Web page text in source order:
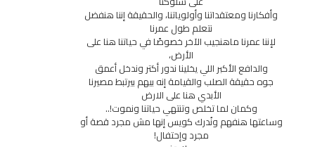
ومعتقداتنا وأولوياتنا، والحقيقة إننا هنفضل
نتعلم طول عمرنا
عمرنا ماهنجيب الآخر خصوصًا في حياتنا هنا على
الأكبر اللي يخلينا ندور أكتر وندخل أعمق
الصلب والقيامة إنه بيهم بيرتبط مصيرنا
الأبدي هنا على الارض
وكمان لما تخلص وتنتهي حياتنا ونموت!..
هنفهم ونُدرك كويس إنها مش مجرد قصة أو